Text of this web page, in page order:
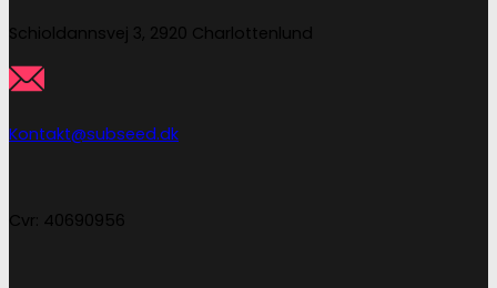
Schioldannsvej 3, 2920 Charlottenlund
Kontakt@subseed.dk
Cvr: 40690956